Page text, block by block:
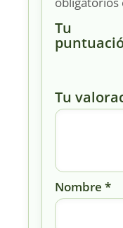
Tu
Tu
Nombre *